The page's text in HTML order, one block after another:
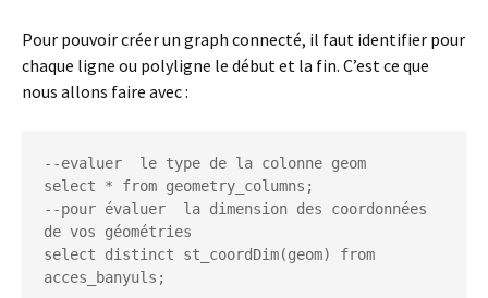
Pour pouvoir créer un graph connecté, il faut identifier pour
chaque ligne ou polyligne le début et la fin. C’est ce que
nous allons faire avec :
--evaluer  le type de la colonne geom
select * from geometry_columns;
--pour évaluer  la dimension des coordonnées
de vos géométries
select distinct st_coordDim(geom) from
acces_banyuls;